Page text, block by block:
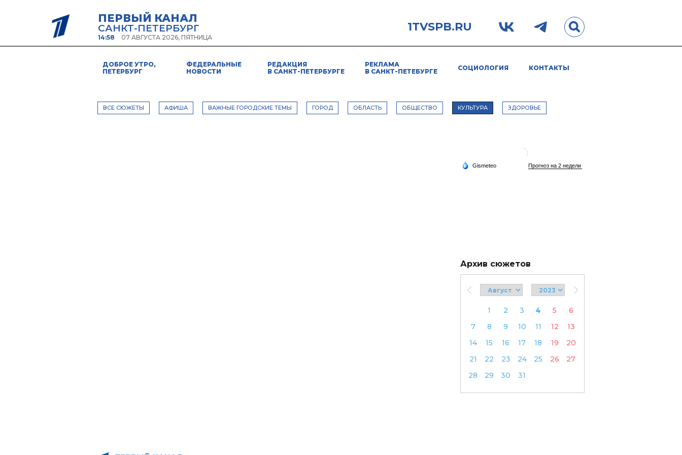
ПЕРВЫЙ КАНАЛ
САНКТ-ПЕТЕРБУРГ
14:58 07 АВГУСТА 2026, ПЯТНИЦА
1TVSPB.RU
ДОБРОЕ УТРО,
ПЕТЕРБУРГ
ФЕДЕРАЛЬНЫЕ
НОВОСТИ
РЕДАКЦИЯ
В САНКТ-ПЕТЕРБУРГЕ
РЕКЛАМА
В САНКТ-ПЕТЕБУРГЕ
СОЦИОЛОГИЯ КОНТАКТЫ
ВСЕ СЮЖЕТЫ АФИША ВАЖНЫЕ ГОРОДСКИЕ ТЕМЫ ГОРОД ОБЛАСТЬ ОБЩЕСТВО КУЛЬТУРА ЗДОРОВЬЕ
Архив сюжетов
1 2 3 4 5
6
7
8 9 10 11 12
13
14
15 16 17 18 19
20
21
22 23 24 25 26
27
28
29 30 31